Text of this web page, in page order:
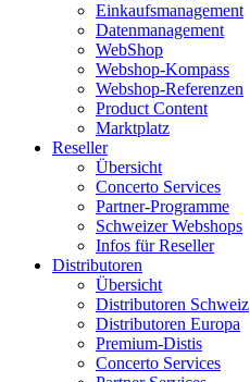
Einkaufsmanagement
Datenmanagement
WebShop
Webshop-Kompass
Webshop-Referenzen
Product Content
Marktplatz
Reseller
Übersicht
Concerto Services
Partner-Programme
Schweizer Webshops
Infos für Reseller
Distributoren
Übersicht
Distributoren Schweiz
Distributoren Europa
Premium-Distis
Concerto Services